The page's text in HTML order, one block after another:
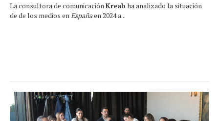
La consultora de comunicación Kreab ha analizado la situación
de de los medios en Españaen 2024 a...